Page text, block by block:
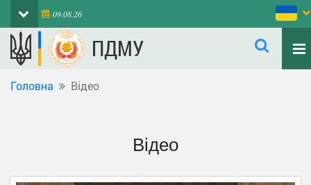
09.08.26
ПДМУ
Головна Відео
Відео